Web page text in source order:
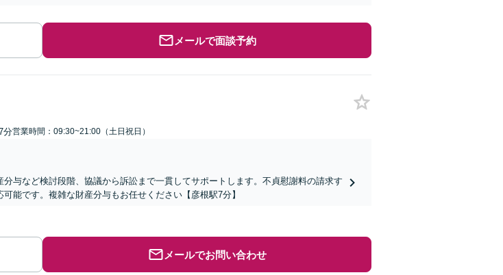
メールで面談予約
分営業時間：09:30~21:00（土日祝日）
与など検討段階、協議から訴訟まで一貫してサポートします。不貞慰謝料の請求す
能です。複雑な財産分与もお任せください【彦根駅7分】
メールでお問い合わせ